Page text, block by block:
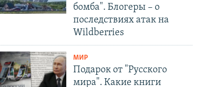
бомба". Блогеры – о
последствиях атак на
Wildberries
МИР
Подарок от "Русского
мира". Какие книги